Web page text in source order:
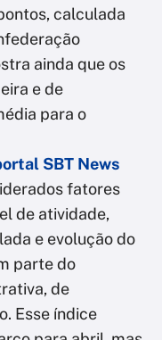
calculada
ainda que os
e de
para o
SBT News
fatores
de atividade,
e evolução do
parte do
de
Esse índice